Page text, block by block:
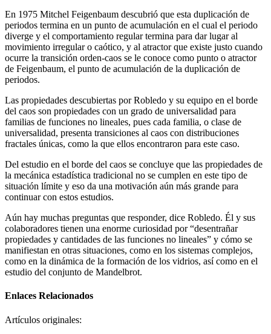
En 1975 Mitchel Feigenbaum descubrió que esta duplicación de
periodos termina en un punto de acumulación en el cual el periodo
diverge y el comportamiento regular termina para dar lugar al
movimiento irregular o caótico, y al atractor que existe justo cuando
ocurre la transición orden-caos se le conoce como punto o atractor
de Feigenbaum, el punto de acumulación de la duplicación de
periodos.
Las propiedades descubiertas por Robledo y su equipo en el borde
del caos son propiedades con un grado de universalidad para
familias de funciones no lineales, pues cada familia, o clase de
universalidad, presenta transiciones al caos con distribuciones
fractales únicas, como la que ellos encontraron para este caso.
Del estudio en el borde del caos se concluye que las propiedades de
la mecánica estadística tradicional no se cumplen en este tipo de
situación límite y eso da una motivación aún más grande para
continuar con estos estudios.
Aún hay muchas preguntas que responder, dice Robledo. Él y sus
colaboradores tienen una enorme curiosidad por “desentrañar
propiedades y cantidades de las funciones no lineales” y cómo se
manifiestan en otras situaciones, como en los sistemas complejos,
como en la dinámica de la formación de los vidrios, así como en el
estudio del conjunto de Mandelbrot.
Enlaces Relacionados
Artículos originales: